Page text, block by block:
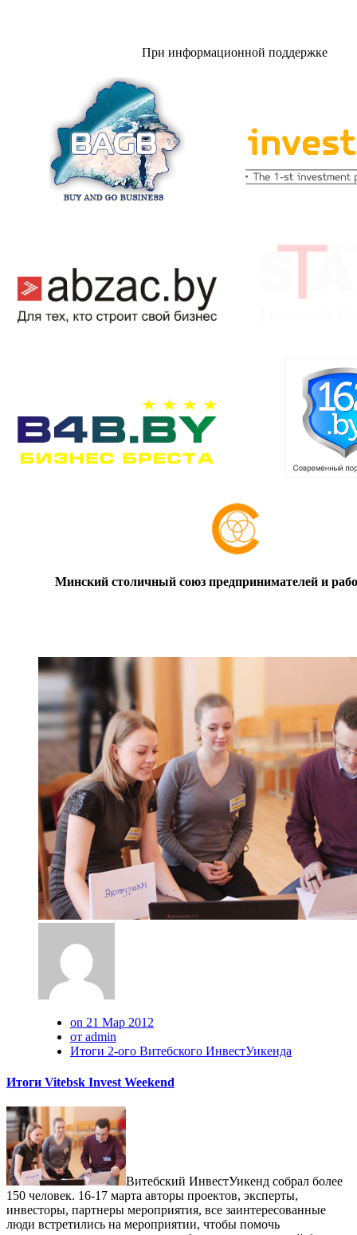
При информационной поддержке
Минский столичный союз предпринимателей и
on 21 Мар 2012
от admin
Итоги 2-ого Витебского ИнвестУикенда
Итоги Vitebsk Invest Weekend
Витебский ИнвестУикенд собрал более
150 человек. 16-17 марта авторы проектов, эксперты,
инвесторы, партнеры мероприятия, все заинтересованные
люди встретились на мероприятии, чтобы помочь